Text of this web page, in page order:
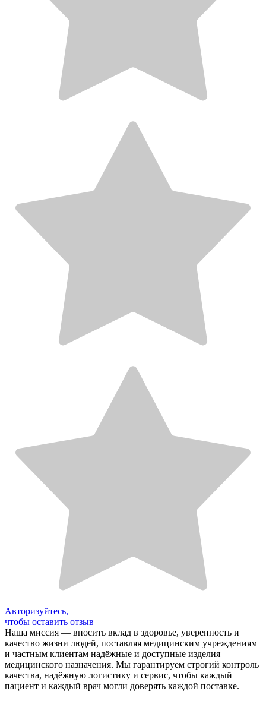
Авторизуйтесь,
чтобы оставить отзыв
Наша миссия — вносить вклад в здоровье, уверенность и
качество жизни людей, поставляя медицинским учреждениям
и частным клиентам надёжные и доступные изделия
медицинского назначения. Мы гарантируем строгий контроль
качества, надёжную логистику и сервис, чтобы каждый
пациент и каждый врач могли доверять каждой поставке.